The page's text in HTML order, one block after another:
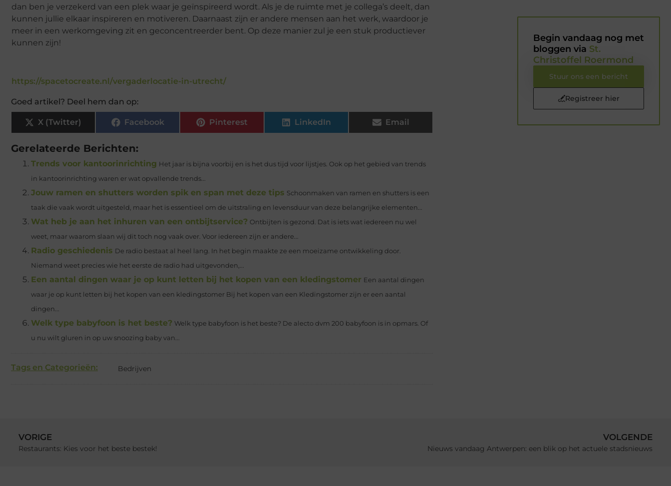
dan ben je verzekerd van een plek waar je geïnspireerd wordt. Als je de ruimte met je collega’s deelt, dan
kunnen jullie elkaar inspireren en motiveren. Daarnaast zijn er andere mensen aan het werk, waardoor je
meer in een werkomgeving zit en geconcentreerder bent. Op deze manier zul je een stuk productiever
kunnen zijn!
https://spacetocreate.nl/vergaderlocatie-in-utrecht/
Goed artikel? Deel hem dan op:
X (Twitter) Facebook Pinterest LinkedIn Email
Gerelateerde Berichten:
Trends voor kantoorinrichting Het jaar is bijna voorbij en is het dus tijd voor lijstjes. Ook op het gebied van trends
in kantoorinrichting waren er wat opvallende trends...
Jouw ramen en shutters worden spik en span met deze tips Schoonmaken van ramen en shutters is een
taak die vaak wordt uitgesteld, maar het is essentieel om de uitstraling en levensduur van deze belangrijke elementen...
Wat heb je aan het inhuren van een ontbijtservice? Ontbijten is gezond. Dat is iets wat iedereen nu wel
weet, maar waarom slaan wij dit toch nog vaak over. Voor iedereen zijn er andere...
Radio geschiedenis De radio bestaat al heel lang. In het begin maakte ze een moeizame ontwikkeling door.
Niemand weet precies wie het eerste de radio had uitgevonden,...
Een aantal dingen waar je op kunt letten bij het kopen van een kledingstomer Een aantal dingen
waar je op kunt letten bij het kopen van een kledingstomer Bij het kopen van een Kledingstomer zijn er een aantal
dingen...
Welk type babyfoon is het beste? Welk type babyfoon is het beste? De alecto dvm 200 babyfoon is in opmars. Of
u nu wilt gluren in op uw snoozing baby van...
Tags en Categorieën: Bedrijven
Begin vandaag nog met
bloggen via St.
Christoffel Roermond
Stuur ons een bericht
Registreer hier
VORIGE
Restaurants: Kies voor het beste bestek!
VOLGENDE
Nieuws vandaag Antwerpen: een blik op het actuele stadsnieuws